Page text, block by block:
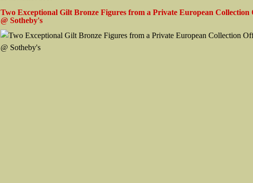
Two Exceptional Gilt Bronze Figures from a Private European Collection
@ Sotheby's